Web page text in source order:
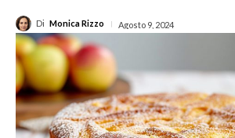
Di Monica Rizzo Agosto 9, 2024